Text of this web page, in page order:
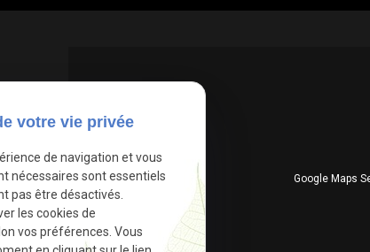
Google Maps
votre vie privée
de navigation et vous
nécessaires sont essentiels
pas être désactivés.
les cookies de
vos préférences. Vous